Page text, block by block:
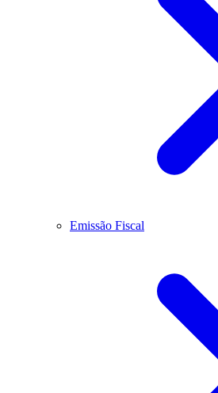
Emissão Fiscal